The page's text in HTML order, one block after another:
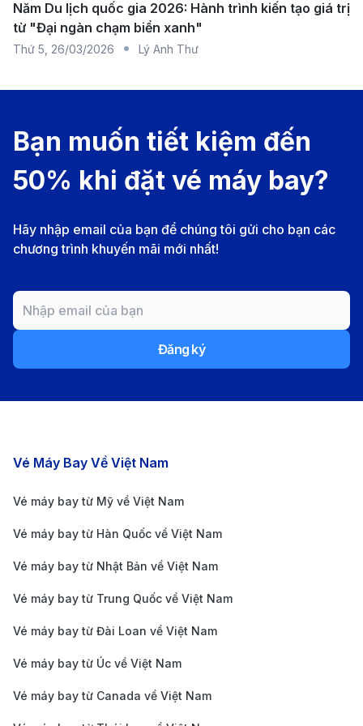
trình.
Thanh toán linh hoạt và an toàn
tiện lợi, bao gồm thẻ tín dụng, ví điện tử, hoặc
nhanh chóng, bảo mật và hoàn toàn an toàn.
Dịch vụ bổ sung tiện ích
: Để chuyến bay của bạn
trở nên thoải mái và suôn sẻ hơn, 190 Booking
cung cấp các dịch vụ bổ sung như hành lý ký gửi,
bảo hiểm du lịch, và lựa chọn chỗ ngồi trước,
Thông tin về sân bay tại TP.HCM và
Việt Nam và đóng vai trò quan trọng trong việc kết nối
TP.HCM với các điểm đến quốc tế. Chỉ cách trung tâm
thành phố khoảng 6 km, sân bay này có hai nhà ga
Hành khách sẽ được trải nghiệm nhiều tiện ích như
các nhà hàng, quán cà phê, cửa hàng miễn thuế,
phòng chờ VIP và wifi miễn phí, mang lại sự tiện nghi
và thoải mái. Ngoài ra, sân bay còn cung cấp các dịch
khu mua sắm đa dạng. Việc di chuyển từ sân bay vào
Năm Du lịch quốc gia 2026: Hành trình kiến tạo giá trị
từ "Đại ngàn chạm biển xanh"
Thứ 5 26/03/2026 Lý Anh Thư
Bạn muốn tiết kiệm đến
50% khi đặt vé máy bay?
Hãy nhập email của bạn để chúng tôi gửi cho bạn các
chương trình khuyến mãi mới nhất!
Đăng ký
Các chặng bay nổi bật
Vé Máy Bay Về Việt Nam
Vé máy bay từ Mỹ về Việt Nam
Vé máy bay từ Hàn Quốc về Việt Nam
Vé máy bay từ Nhật Bản về Việt Nam
Vé máy bay từ Trung Quốc về Việt Nam
Vé máy bay từ Đài Loan về Việt Nam
Vé máy bay từ Úc về Việt Nam
Vé máy bay từ Canada về Việt Nam